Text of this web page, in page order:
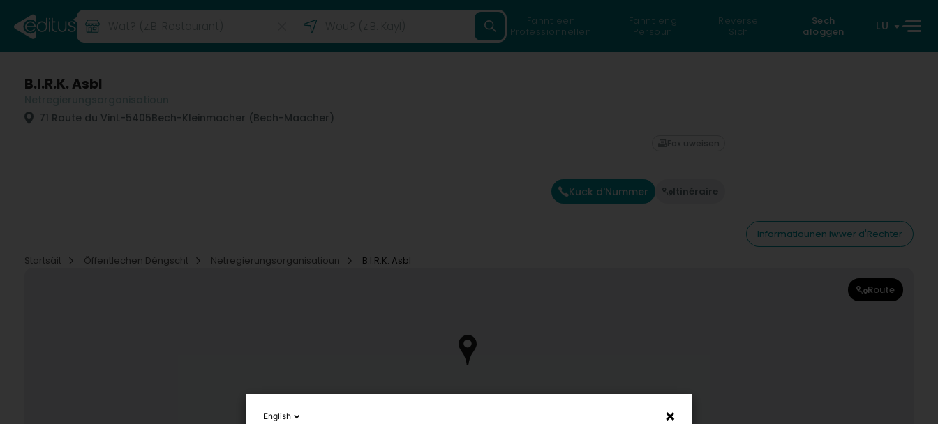
Fannt een
Professionnellen
Fannt eng
Persoun
Reverse
Sich
Sech
aloggen
LU
B.I.R.K. Asbl
71 Route du VinL-5405Bech-Kleinmacher (Bech-Maacher)
Kuck d'Nummer Itinéraire
Fax uweisen
Informatiounen iwwer d'Rechter
Startsäit
Öffentlechen Déngscht Netregierungsorganisatioun B.I.R.K. Asbl
Route
English